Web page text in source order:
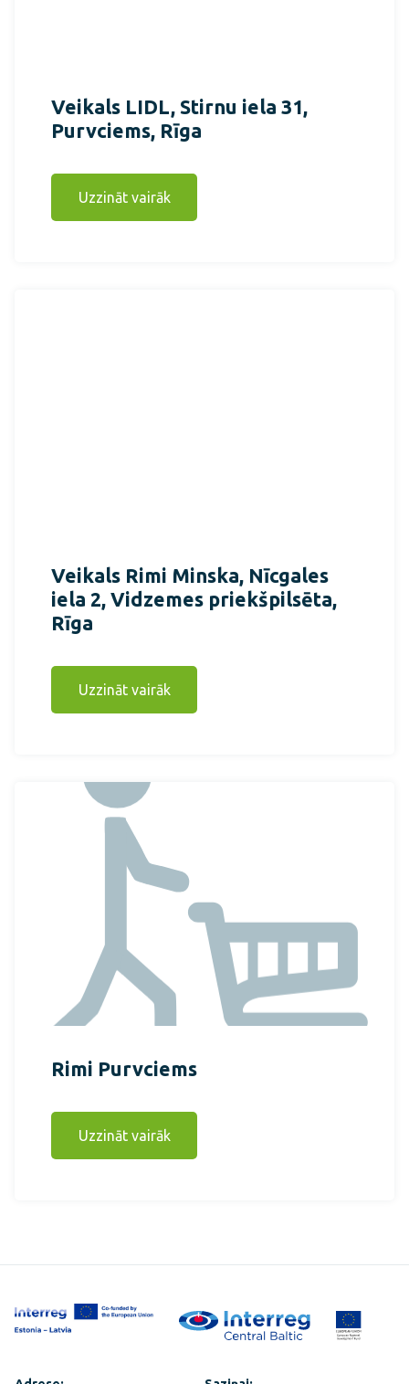
Veikals LIDL, Stirnu iela 31,
Purvciems, Rīga
Uzzināt vairāk
Veikals Rimi Minska, Nīcgales
iela 2, Vidzemes priekšpilsēta,
Rīga
Uzzināt vairāk
Rimi Purvciems
Uzzināt vairāk